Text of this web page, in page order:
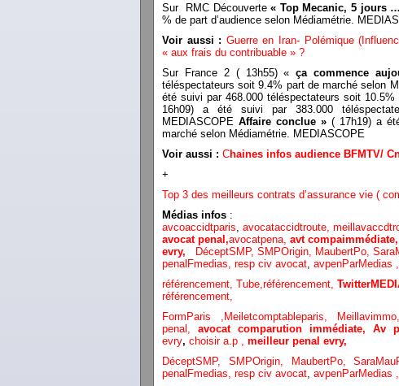
Sur RMC Découverte« Top Mecanic, 5 jours
% de part d’audience selon Médiamétrie.
Voir aussi : Guerre en Iran- Polémique
« aux frais du contribuable » ?
Sur France 2 ( 13h55) «ça commence
téléspectateurs soit 9.4% part de marché selon
été suivi par 468.000 téléspectateurs soit
16h09) a été suivi par 383.000
MEDIASCOPE Affaire conclue » ( 17h19) a
marché selon Médiamétrie. MEDIASCOPE
Voir aussi : Chaines infos audience BFMTV/
+
Top 3 des meilleurs contrats d’assurance vie (
Médias infos :
avcoaccidtparis avocataccidtroute,
avocat penal,avocatpena, avt
evry,
DéceptSMP, SMPOrigin, MaubertPo,
penalFmedias, resp civ avocat avpenParMedias ,
référencement, Tube,référencement,
référencement,
FormParis ,
Meiletcomptableparis
penal, avocat comparution immédiate, Av
evry, choisir a.p , meilleur penal evry,
DéceptSMP, SMPOrigin, MaubertPo,
penalFmedias, resp civ avocat avpenParMedias ,